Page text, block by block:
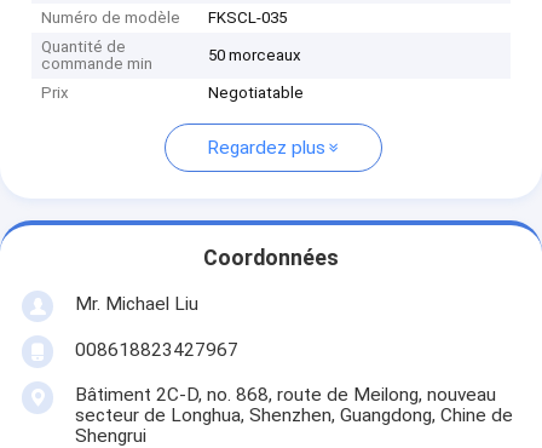
Numéro de modèle
FKSCL-035
Quantité de
commande min
50 morceaux
Prix Negotiatable
Regardez plus
Coordonnées
Mr. Michael Liu
008618823427967
Bâtiment 2C-D, no. 868, route de Meilong, nouveau
secteur de Longhua, Shenzhen, Guangdong, Chine de
Shengrui